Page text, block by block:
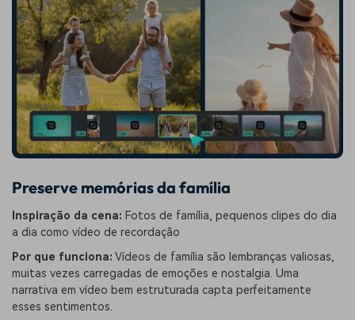
Preserve memórias da família
Inspiração da cena: Fotos de família, pequenos clipes do dia
a dia como vídeo de recordação
Por que funciona: Vídeos de família são lembranças valiosas,
muitas vezes carregadas de emoções e nostalgia. Uma
narrativa em vídeo bem estruturada capta perfeitamente
esses sentimentos.